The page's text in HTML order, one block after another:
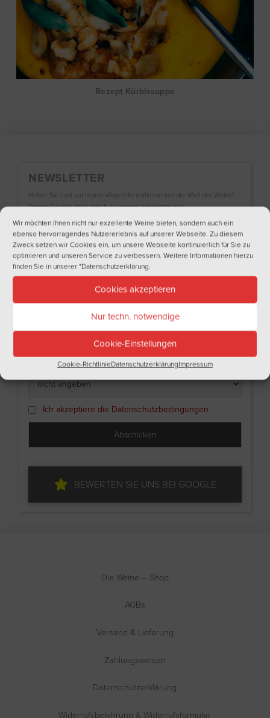
Wir möchten Ihnen nicht nur exzellente Weine bieten, sondern auch ein
ebenso hervorragendes Nutzererlebnis auf unserer Webseite. Zu diesem
Zweck setzen wir Cookies ein, um unsere Webseite kontinuierlich für Sie zu
optimieren und unseren Service zu verbessern. Weitere Informationen hierzu
finden Sie in unserer"Datenschutzerklärung.
Cookies akzeptieren
Nur techn. notwendige
Cookie-Einstellungen
Cookie-RichtlinieDatenschutzerklärungImpressum
Rezept Kürbissuppe
NEWSLETTER
Haben Sie Lust auf regelmäßige Informationen aus der Welt des Weins?
Tragen Sie sich doch gleich in unseren Newsletter ein!
Name
Nachname
Ich akzeptiere die Datenschutzbedingungen
BEWERTEN SIE UNS BEI GOOGLE
Die Weine – Shop
AGBs
Versand & Lieferung
Zahlungsweisen
Datenschutzerklärung
Widerrufsbelehrung & Widerrufsformular